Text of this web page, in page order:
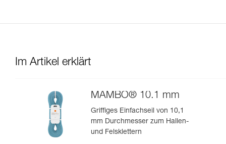
Im Artikel erklärt
MAMBO® 10.1 mm
Griffiges Einfachseil von 10,1
mm Durchmesser zum Hallen-
und Felsklettern